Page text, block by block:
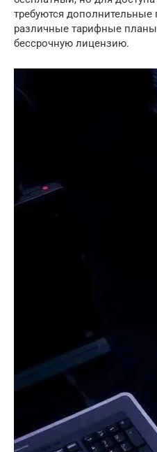
требуются дополнительные
различные тарифные
бессрочную лицензию.